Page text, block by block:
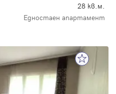
28 кв.м.
Едностаен апартамент